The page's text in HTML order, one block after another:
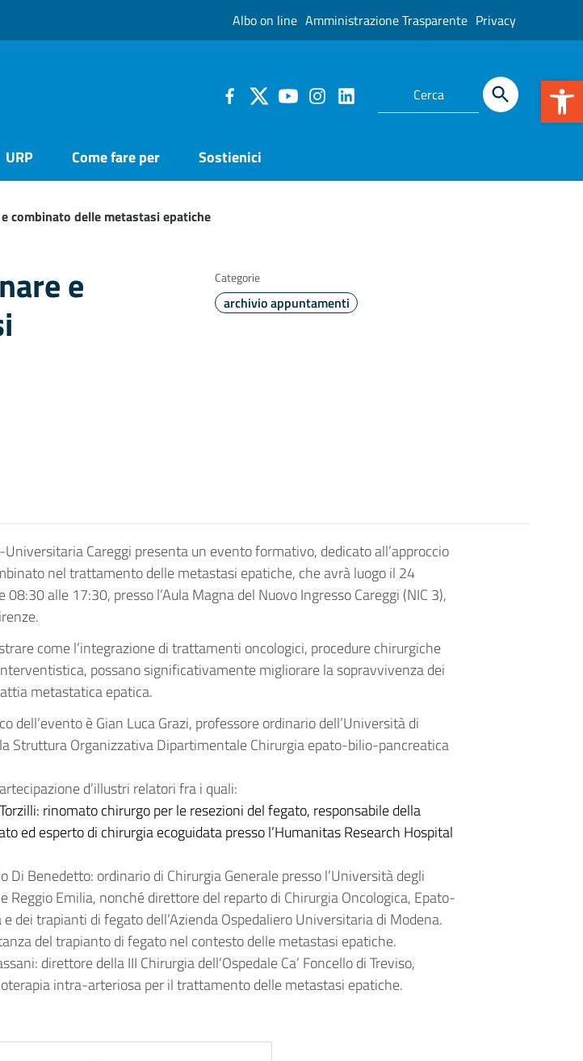
Albo on line Amministrazione Trasparente Privacy
URP Come fare per Sostienici
combinato delle metastasi epatiche
e Categorie
archivio appuntamenti
Universitaria Careggi presenta un evento formativo, dedicato all’approccio
nel trattamento delle metastasi epatiche, che avrà luogo il 24
alle 17:30, presso l’Aula Magna del Nuovo Ingresso Careggi (NIC 3),
come l’integrazione di trattamenti oncologici, procedure chirurgiche
possano significativamente migliorare la sopravvivenza dei
metastatica epatica.
dell’evento è Gian Luca Grazi, professore ordinario dell’Università di
Struttura Organizzativa Dipartimentale Chirurgia epato-bilio-pancreatica
d’illustri relatori fra i quali:
rinomato chirurgo per le resezioni del fegato, responsabile della
ed esperto di chirurgia ecoguidata presso l’Humanitas Research Hospital
Di Benedetto: ordinario di Chirurgia Generale presso l’Università degli
Reggio Emilia, nonché direttore del reparto di Chirurgia Oncologica, Epato-
dei trapianti di fegato dell’Azienda Ospedaliero Universitaria di Modena.
del trapianto di fegato nel contesto delle metastasi epatiche.
direttore della III Chirurgia dell’Ospedale Ca’ Foncello di Treviso,
intra-arteriosa per il trattamento delle metastasi epatiche.